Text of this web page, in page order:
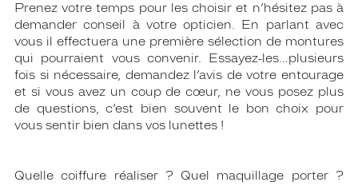
Prenez votre temps pour les choisir et n’hésitez pas à
demander conseil à votre opticien. En parlant avec
vous il effectuera une première sélection de montures
qui pourraient vous convenir. Essayez-les…plusieurs
fois si nécessaire, demandez l’avis de votre entourage
et si vous avez un coup de cœur, ne vous posez plus
de questions, c’est bien souvent le bon choix pour
vous sentir bien dans vos lunettes !
Quelle coiffure réaliser ? Quel maquillage porter ?